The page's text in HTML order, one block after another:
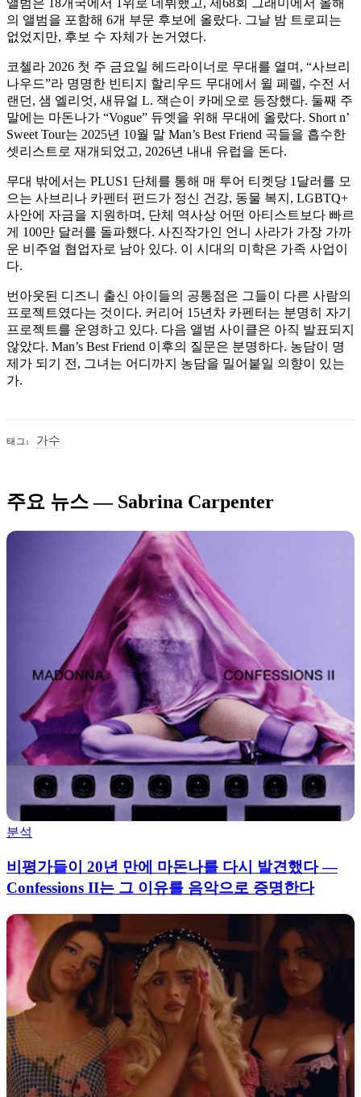
의 앨범을 포함해 6개 부문 후보에 올랐다. 그날 밤 트로피는
없었지만, 후보 수 자체가 논거였다.
코첼라 2026 첫 주 금요일 헤드라이너로 무대를 열며, “사브리
나우드”라 명명한 빈티지 할리우드 무대에서 윌 페렐, 수전 서
랜던, 샘 엘리엇, 새뮤얼 L. 잭슨이 카메오로 등장했다. 둘째 주
말에는 마돈나가 “Vogue” 듀엣을 위해 무대에 올랐다. Short n’
Sweet Tour는 2025년 10월 말 Man’s Best Friend 곡들을 흡수한
셋리스트로 재개되었고, 2026년 내내 유럽을 돈다.
무대 밖에서는 PLUS1 단체를 통해 매 투어 티켓당 1달러를 모
으는 사브리나 카펜터 펀드가 정신 건강, 동물 복지, LGBTQ+
사안에 자금을 지원하며, 단체 역사상 어떤 아티스트보다 빠르
게 100만 달러를 돌파했다. 사진작가인 언니 사라가 가장 가까
운 비주얼 협업자로 남아 있다. 이 시대의 미학은 가족 사업이
다.
번아웃된 디즈니 출신 아이들의 공통점은 그들이 다른 사람의
프로젝트였다는 것이다. 커리어 15년차 카펜터는 분명히 자기
프로젝트를 운영하고 있다. 다음 앨범 사이클은 아직 발표되지
않았다. Man’s Best Friend 이후의 질문은 분명하다. 농담이 명
제가 되기 전, 그녀는 어디까지 농담을 밀어붙일 의향이 있는
가.
태그: 가수
주요 뉴스 — Sabrina Carpenter
분석
비평가들이 20년 만에 마돈나를 다시 발견했다 —
Confessions II는 그 이유를 음악으로 증명한다